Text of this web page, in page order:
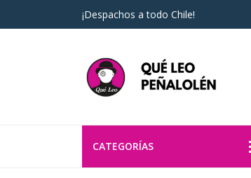
¡Despachos a todo Chile!
CATEGORÍAS